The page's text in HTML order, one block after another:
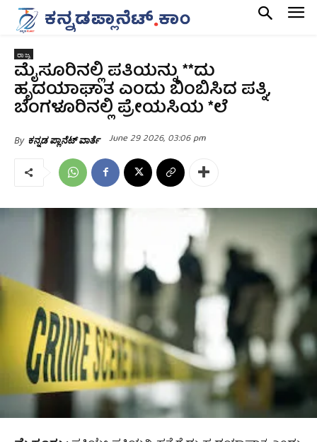
ರಾಜ್ಯ
ಮೈಸೂರಿನಲ್ಲಿ ಪತಿಯನ್ನು **ದು
ಹೃದಯಾಘಾತ ಎಂದು ಬಿಂಬಿಸಿದ ಪತ್ನಿ,
ಬೆಂಗಳೂರಿನಲ್ಲಿ ಪ್ರೇಯಸಿಯ *ಲೆ
By ಕನ್ನಡ ಪ್ಲಾನೆಟ್ ವಾರ್ತೆ June 29 2026, 03:06 pm